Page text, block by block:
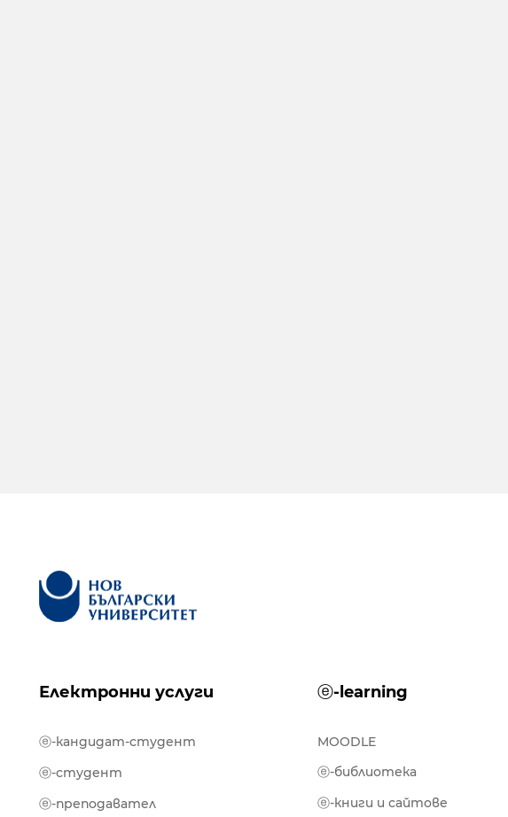
Електронни услуги ⓔ-learning
ⓔ-кандидат-студент
ⓔ-студент
ⓔ-преподавател
MOODLE
ⓔ-библиотека
ⓔ-книги и сайтове